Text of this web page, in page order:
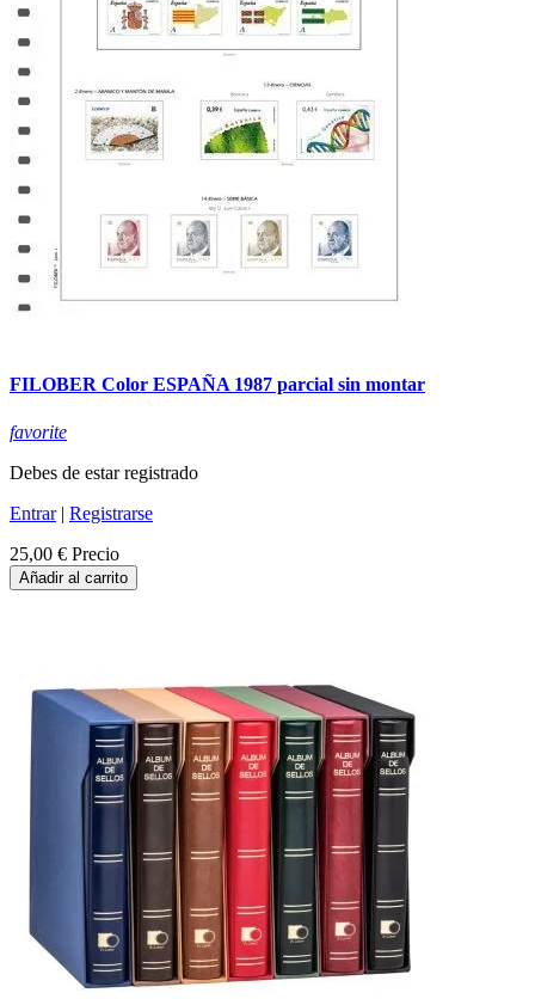
FILOBER Color ESPAÑA 1987 parcial sin montar
favorite
Debes de estar registrado
Entrar| Registrarse
25,00 € Precio
Añadir al carrito